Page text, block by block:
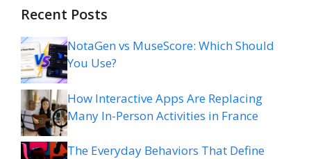
Recent Posts
NotaGen vs MuseScore: Which Should
You Use?
How Interactive Apps Are Replacing
Many In-Person Activities in France
The Everyday Behaviors That Define